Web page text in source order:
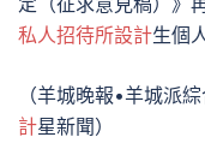
私人招待所設計生個
（羊城晚報•羊城派
計星新聞）